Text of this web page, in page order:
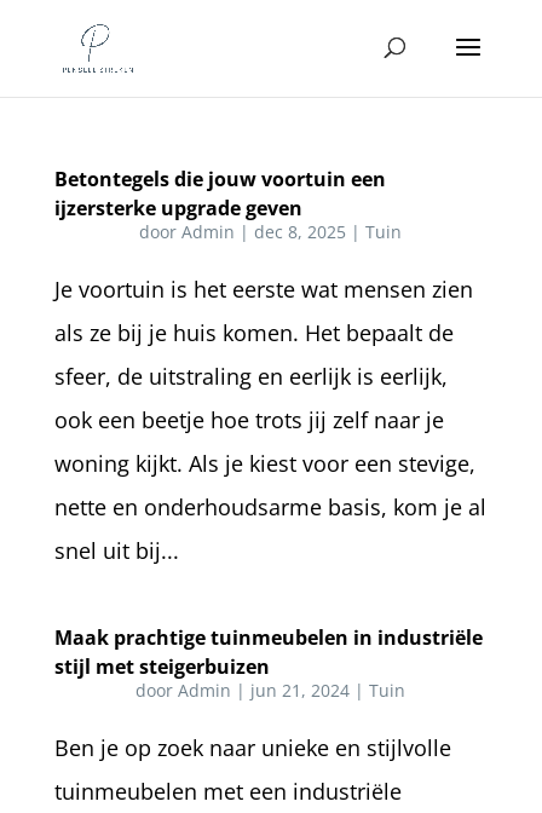
Betontegels die jouw voortuin een
ijzersterke upgrade geven
doorAdmin | dec 8, 2025 |Tuin
Je voortuin is het eerste wat mensen zien
als ze bij je huis komen. Het bepaalt de
sfeer, de uitstraling en eerlijk is eerlijk,
ook een beetje hoe trots jij zelf naar je
woning kijkt. Als je kiest voor een stevige,
nette en onderhoudsarme basis, kom je al
snel uit bij...
Maak prachtige tuinmeubelen in industriële
stijl met steigerbuizen
doorAdmin | jun 21, 2024 |Tuin
Ben je op zoek naar unieke en stijlvolle
tuinmeubelen met een industriële